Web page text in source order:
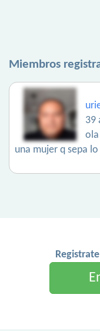
Miembros
39
ola
una mujer q sepa